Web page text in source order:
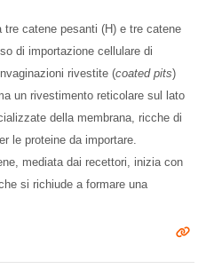
catene pesanti (H) e tre catene
di importazione cellulare di
rivestite (coated pits)
un rivestimento reticolare sul lato
della membrana, ricche di
le proteine da importare.
mediata dai recettori, inizia con
si richiude a formare una